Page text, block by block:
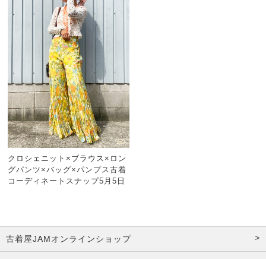
クロシェニット×ブラウス×ロン
グパンツ×バッグ×パンプス古着
コーディネートスナップ5月5日
古着屋JAMオンラインショップ